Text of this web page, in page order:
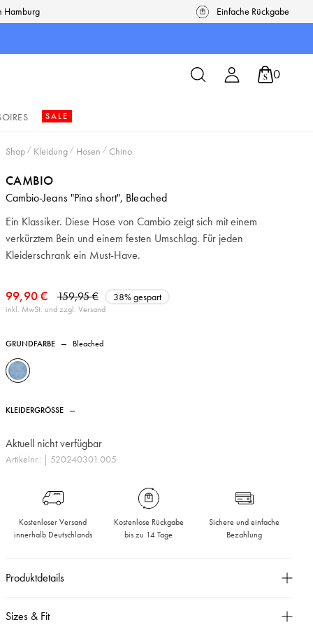
Hamburg Einfache Rückgabe
0
SALE
Shop / Kleidung / Hosen / Chino
CAMBIO
Cambio-Jeans "Pina short", Bleached
Ein Klassiker. Diese Hose von Cambio zeigt sich mit einem
verkürztem Bein und einem festen Umschlag. Für jeden
Kleiderschrank ein Must-Have.
99,90 € 159,95 € 38% gespart
inkl. MwSt. und zzgl. Versand
GRUNDFARBE — Bleached
KLEIDERGRÖSSE —
Aktuell nicht verfügbar
Artikelnr.: | 520240301.005
Kostenloser Versand
innerhalb Deutschlands
Kostenlose Rückgabe
bis zu 14 Tage
Sichere und einfache
Bezahlung
Produktdetails
Sizes & Fit